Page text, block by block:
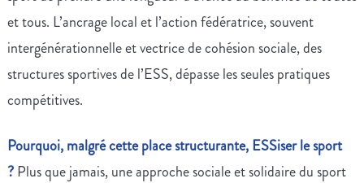
et tous. L’ancrage local et l’action fédératrice, souvent
intergénérationnelle et vectrice de cohésion sociale, des
structures sportives de l’ESS, dépasse les seules pratiques
compétitives.
Pourquoi, malgré cette place structurante, ESSiser le sport
?Plus que jamais, une approche sociale et solidaire du sport